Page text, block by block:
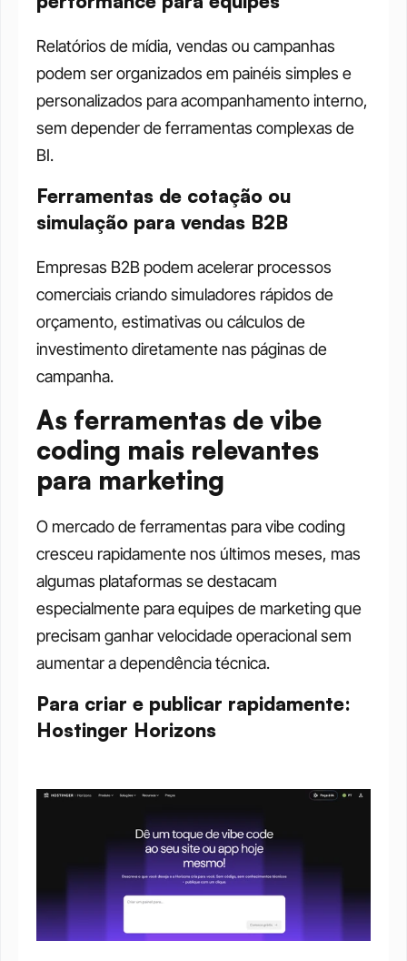
Relatórios de mídia, vendas ou campanhas
podem ser organizados em painéis simples e
personalizados para acompanhamento interno,
sem depender de ferramentas complexas de
BI.
Ferramentas de cotação ou
simulação para vendas B2B
Empresas B2B podem acelerar processos
comerciais criando simuladores rápidos de
orçamento, estimativas ou cálculos de
investimento diretamente nas páginas de
campanha.
As ferramentas de vibe
coding mais relevantes
para marketing
O mercado de ferramentas para vibe coding
cresceu rapidamente nos últimos meses, mas
algumas plataformas se destacam
especialmente para equipes de marketing que
precisam ganhar velocidade operacional sem
aumentar a dependência técnica.
Para criar e publicar rapidamente:
Hostinger Horizons